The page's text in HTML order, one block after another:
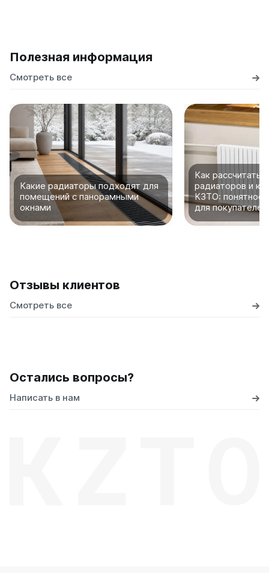
Полезная информация
Смотреть все
Какие радиаторы подходят для
помещений с панорамными
окнами
Как рассчитать
радиаторов и
КЗТО: понятное
для покупателей
Отзывы клиентов
Смотреть все
Остались вопросы?
Написать в нам